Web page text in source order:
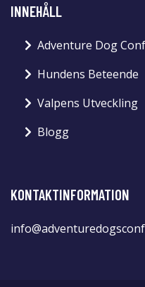
INNEHÅLL
Adventure Dog
Hundens Beteende
Valpens Utveckling
Blogg
KONTAKTINFORMATION